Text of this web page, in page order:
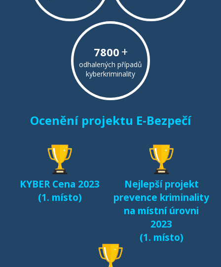
7800 +
odhalených případů
kyberkriminality
Ocenění projektu E-Bezpečí
KYBER Cena 2023
(1. místo)
Nejlepší projekt
prevence kriminality
na místní úrovni
2023
(1. místo)